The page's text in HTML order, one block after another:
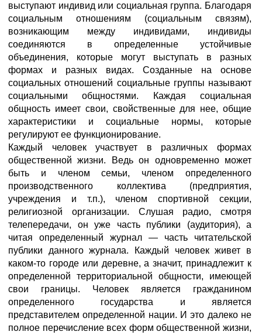
выступают индивид или социальная группа. Благодаря
социальным отношениям (социальным связям),
возникающим между индивидами, индивиды
соединяются в определенные устойчивые
объединения, которые могут выступать в разных
формах и разных видах. Созданные на основе
социальных отношений социальные группы называют
социальными общностями. Каждая социальная
общность имеет свои, свойственные для нее, общие
характеристики и социальные нормы, которые
регулируют ее функционирование.
Каждый человек участвует в различных формах
общественной жизни. Ведь он одновременно может
быть и членом семьи, членом определенного
производственного коллектива (предприятия,
учреждения и т.п.), членом спортивной секции,
религиозной организации. Слушая радио, смотря
телепередачи, он уже часть публики (аудитория), а
читая определенный журнал — часть читательской
публики данного журнала. Каждый человек живет в
каком-то городе или деревне, а значит, принадлежит к
определенной территориальной общности, имеющей
свои границы. Человек является гражданином
определенного государства и является
представителем определенной нации. И это далеко не
полное перечисление всех форм общественной жизни,